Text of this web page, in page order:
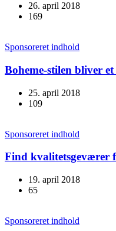
26. april 2018
169
Sponsoreret indhold
Boheme-stilen bliver
25. april 2018
109
Sponsoreret indhold
Find kvalitetsgeværer
19. april 2018
65
Sponsoreret indhold